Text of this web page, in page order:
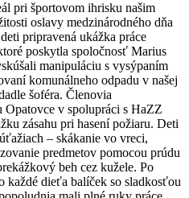
pri športovom ihrisku našim
oslavy medzinárodného dňa
pripravená ukážka práce
poskytla spoločnosť Marius
manipuláciu s vysýpaním
komunálneho odpadu v našej
šoféra. Členovia
v spolupráci s HaZZ
zásahu pri hasení požiaru. Deti
– skákanie vo vreci,
predmetov pomocou prúdu
beh cez kužele. Po
každé dieťa balíček so sladkosťou